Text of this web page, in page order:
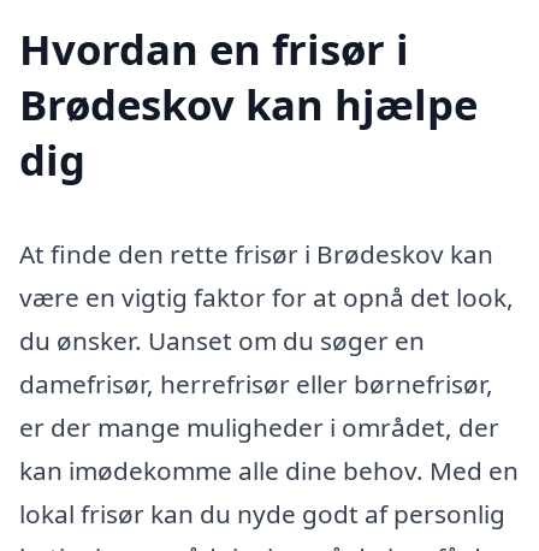
Hvordan en frisør i
Brødeskov kan hjælpe
dig
At finde den rette frisør i Brødeskov kan
være en vigtig faktor for at opnå det look,
du ønsker. Uanset om du søger en
damefrisør, herrefrisør eller børnefrisør,
er der mange muligheder i området, der
kan imødekomme alle dine behov. Med en
lokal frisør kan du nyde godt af personlig